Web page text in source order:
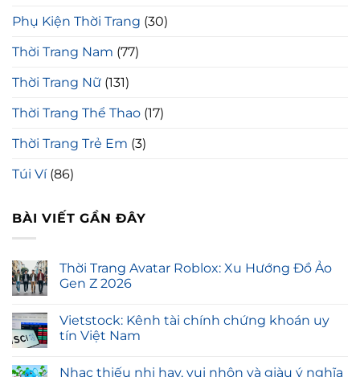
Phụ Kiện Thời Trang (30)
Thời Trang Nam (77)
Thời Trang Nữ (131)
Thời Trang Thể Thao (17)
Thời Trang Trẻ Em (3)
Túi Ví(86)
BÀI VIẾT GẦN ĐÂY
Thời Trang Avatar Roblox: Xu Hướng Đồ Ảo
Gen Z 2026
Vietstock: Kênh tài chính chứng khoán uy
tín Việt Nam
Nhạc thiếu nhi hay, vui nhộn và giàu ý nghĩa